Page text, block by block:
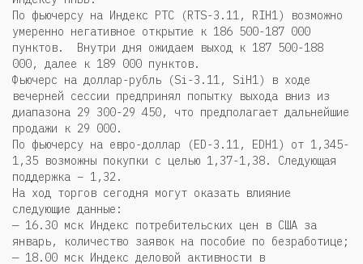
По фьючерсу на Индекс РТС (RTS-3.11, RIH1) возможно
умеренно негативное открытие к 186 500-187 000
пунктов. Внутри дня ожидаем выход к 187 500-188
000, далее к 189 000 пунктов.
Фьючерс на доллар-рубль (Si-3.11, SiH1) в ходе
вечерней сессии предпринял попытку выхода вниз из
диапазона 29 300-29 450, что предполагает дальнейшие
продажи к 29 000.
По фьючерсу на евро-доллар (ED-3.11, EDH1) от 1,345-
1,35 возможны покупки с целью 1,37-1,38. Следующая
поддержка – 1,32.
На ход торгов сегодня могут оказать влияние
следующие данные:
— 16.30 мск Индекс потребительских цен в США за
январь, количество заявок на пособие по безработице;
— 18.00 мск Индекс деловой активности в